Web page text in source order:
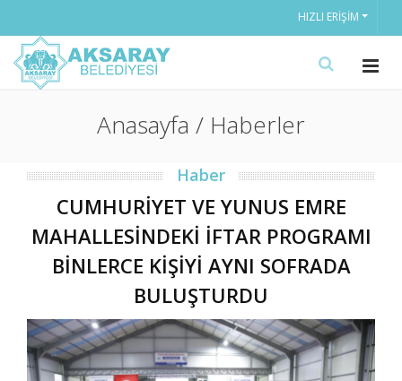
HIZLI ERIŞIM
Anasayfa / Haberler
Haber
CUMHURİYET VE YUNUS EMRE
MAHALLESİNDEKİ İFTAR PROGRAMI
BİNLERCE KİŞİYİ AYNI SOFRADA
BULUŞTURDU